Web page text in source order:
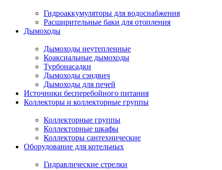
Гидроаккумуляторы для водоснабжения
Расширительные баки для отопления
Дымоходы
Дымоходы неутепленные
Коаксиальные дымоходы
Турбонасадки
Дымоходы сэндвич
Дымоходы для печей
Источники бесперебойного питания
Коллекторы и коллекторные группы
Коллекторные группы
Коллекторные шкафы
Коллекторы сантехнические
Оборудование для котельных
Гидравлические стрелки